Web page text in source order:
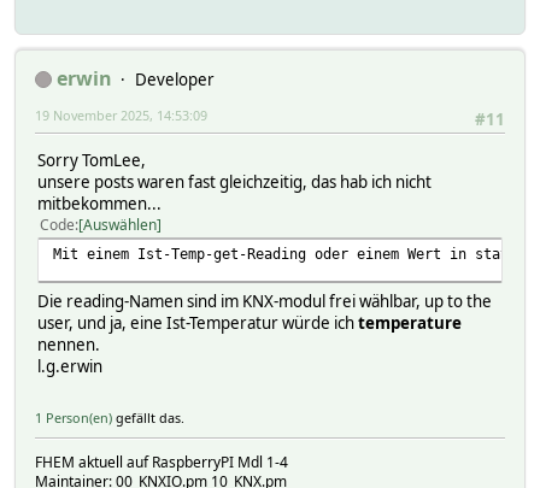
erwin
Developer
#11
19 November 2025, 14:53:09
Sorry TomLee,
unsere posts waren fast gleichzeitig, das hab ich nicht
mitbekommen...
Code Auswählen
Mit einem Ist-Temp-get-Reading oder einem Wert in state
Die reading-Namen sind im KNX-modul frei wählbar, up to the
user, und ja, eine Ist-Temperatur würde ichtemperature
nennen.
l.g.erwin
1 Person(en) gefällt das.
FHEM aktuell auf RaspberryPI Mdl 1-4
Maintainer: 00_KNXIO.pm 10_KNX.pm